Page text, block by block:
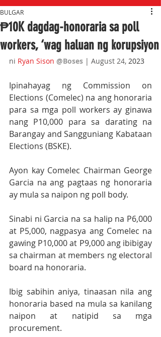
₱10K dagdag-honoraria sa poll
workers, ‘wag haluan ng korupsiyon
BULGAR
ni Ryan Sison @Boses | August 24, 2023
Ipinahayag ng Commission on
Elections (Comelec) na ang honoraria
para sa mga poll workers ay ginawa
nang P10,000 para sa darating na
Barangay and Sangguniang Kabataan
Elections (BSKE).
Ayon kay Comelec Chairman George
Garcia na ang pagtaas ng honoraria
ay mula sa naipon ng poll body.
Sinabi ni Garcia na sa halip na P6,000
at P5,000, nagpasya ang Comelec na
gawing P10,000 at P9,000 ang ibibigay
sa chairman at members ng electoral
board na honoraria.
Ibig sabihin aniya, tinaasan nila ang
honoraria based na mula sa kanilang
naipon at natipid sa mga
procurement.